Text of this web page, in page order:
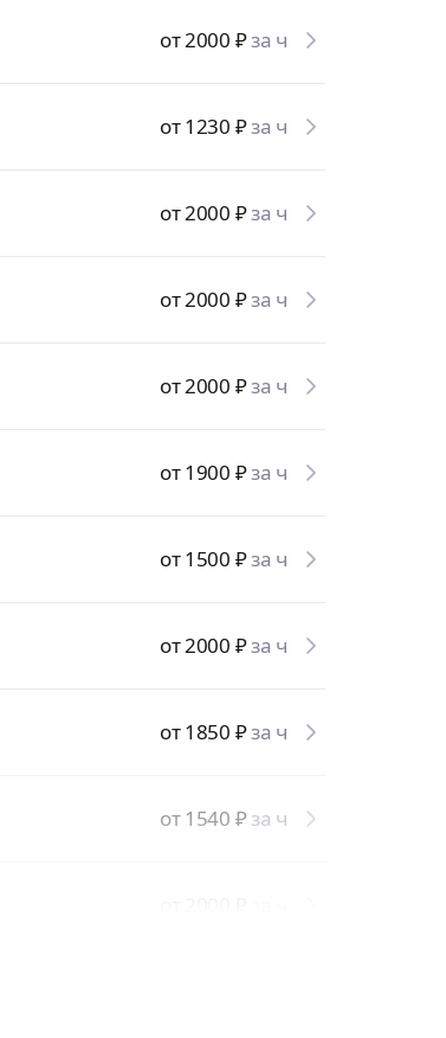
от 2000 ₽за ч
от 1230 ₽за ч
от 2000 ₽за ч
от 2000 ₽за ч
от 2000 ₽за ч
от 1900 ₽за ч
от 1500 ₽за ч
от 2000 ₽за ч
от 1850 ₽за ч
от 1540 ₽ за ч